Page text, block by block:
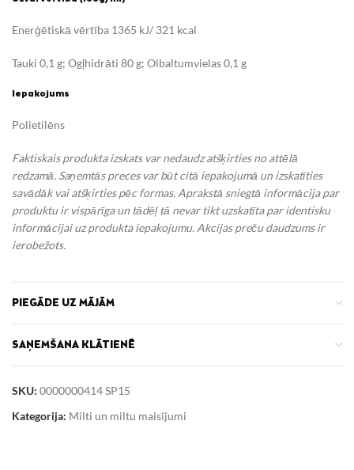
Enerģētiskā vērtība 1365 kJ/ 321 kcal
Tauki 0,1 g; Ogļhidrāti 80 g; Olbaltumvielas 0,1 g
Iepakojums
Polietilēns
Faktiskais produkta izskats var nedaudz atšķirties no attēlā
redzamā. Saņemtās preces var būt citā iepakojumā un izskatīties
savādāk vai atšķirties pēc formas. Aprakstā sniegtā informācija par
produktu ir vispārīga un tādēļ tā nevar tikt uzskatīta par identisku
informācijai uz produkta iepakojumu. Akcijas preču daudzums ir
ierobežots.
PIEGĀDE UZ MĀJĀM
SAŅEMŠANA KLĀTIENĒ
SKU: 0000000414 SP15
Kategorija: Milti un miltu maisījumi